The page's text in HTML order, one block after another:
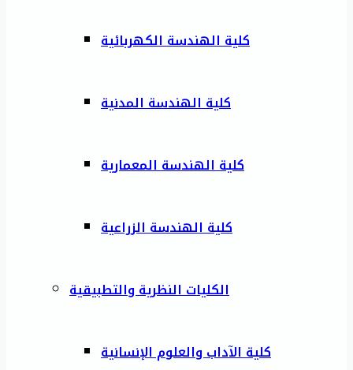
كلية الهندسة الكهربائية
كلية الهندسة المدنية
كلية الهندسة المعمارية
كلية الهندسة الزراعية
الكليات النظرية والتطبيقية
كلية الآداب والعلوم الإنسانية